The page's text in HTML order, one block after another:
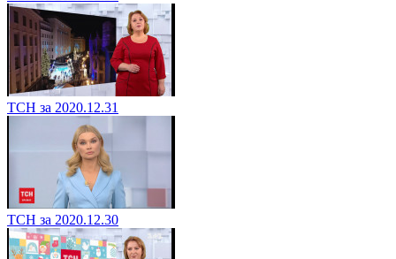
ТСН за 2020.12.31
ТСН за 2020.12.30